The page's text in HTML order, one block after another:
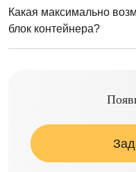
Какая максимально
блок контейнера?